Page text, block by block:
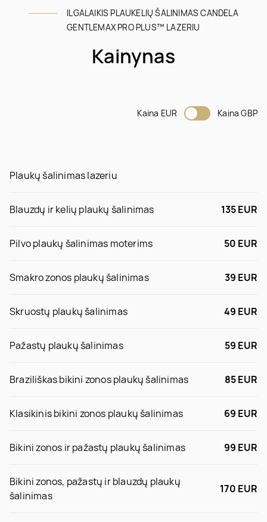
ILGALAIKIS PLAUKELIŲ ŠALINIMAS CANDELA
GENTLEMAX PRO PLUS™ LAZERIU
Kainynas
Kaina EUR Kaina GBP
Plaukų šalinimas lazeriu
Blauzdų ir kelių plaukų šalinimas 135 EUR
Pilvo plaukų šalinimas moterims 50 EUR
Smakro zonos plaukų šalinimas 39 EUR
Skruostų plaukų šalinimas 49 EUR
Pažastų plaukų šalinimas 59 EUR
Braziliškas bikini zonos plaukų šalinimas 85 EUR
Klasikinis bikini zonos plaukų šalinimas 69 EUR
Bikini zonos ir pažastų plaukų šalinimas 99 EUR
Bikini zonos, pažastų ir blauzdų plaukų
šalinimas
170 EUR